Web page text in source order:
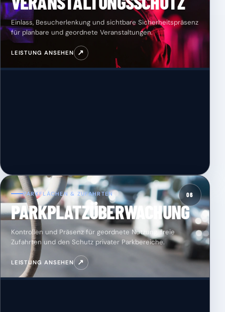
Einlass, Besucherlenkung und sichtbare Sicherheitspräsenz
für planbare und geordnete Veranstaltungen.
LEISTUNG ANSEHEN ↗
06
PARKFLÄCHEN & ZUFAHRTEN
PARKPLATZÜBERWACHUNG
Kontrollen und Präsenz für geordnete Nutzung, freie
Zufahrten und den Schutz privater Parkbereiche.
LEISTUNG ANSEHEN ↗